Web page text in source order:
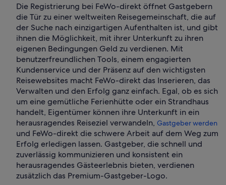
Die Registrierung bei FeWo-direkt öffnet Gastgebern
die Tür zu einer weltweiten Reisegemeinschaft, die auf
der Suche nach einzigartigen Aufenthalten ist, und gibt
ihnen die Möglichkeit, mit ihrer Unterkunft zu ihren
eigenen Bedingungen Geld zu verdienen. Mit
benutzerfreundlichen Tools, einem engagierten
Kundenservice und der Präsenz auf den wichtigsten
Reisewebsites macht FeWo-direkt das Inserieren, das
Verwalten und den Erfolg ganz einfach. Egal, ob es sich
um eine gemütliche Ferienhütte oder ein Strandhaus
handelt, Eigentümer können ihre Unterkunft in ein
herausragendes Reiseziel verwandeln, Gastgeber werden
und FeWo-direkt die schwere Arbeit auf dem Weg zum
Erfolg erledigen lassen. Gastgeber, die schnell und
zuverlässig kommunizieren und konsistent ein
herausragendes Gästeerlebnis bieten, verdienen
zusätzlich das Premium-Gastgeber-Logo.